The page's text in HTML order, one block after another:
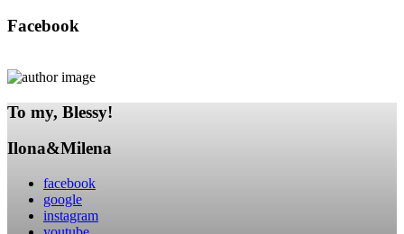
Facebook
To my, Blessy!
Ilona&Milena
facebook
google
instagram